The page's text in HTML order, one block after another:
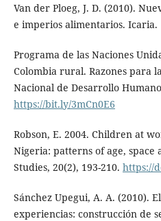
Van der Ploeg, J. D. (2010).
e imperios alimentarios. Icaria.
Programa de las Naciones
Colombia rural. Razones para
Nacional de Desarrollo
https://bit.ly/3mCn0E6
Robson, E. 2004. Children at
Nigeria: patterns of age,
Studies, 20(2), 193-210. https://
Sánchez Upegui, A. A. (2010).
experiencias: construcción de